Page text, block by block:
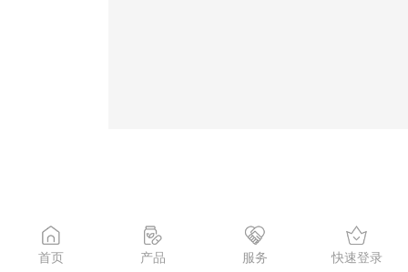
首页 产品 服务 快速登录